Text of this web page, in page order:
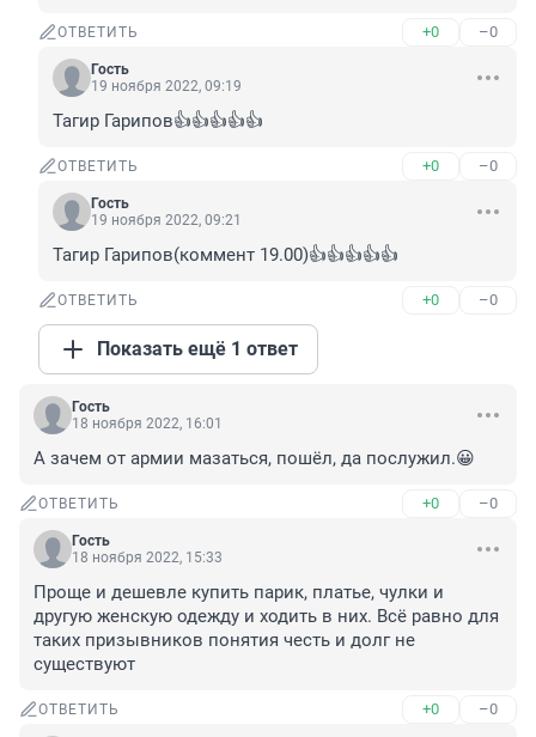
ОТВЕТИТЬ +0 –0
Гость
19 ноября 2022, 09:19
Тагир Гарипов👍👍👍👍👍
ОТВЕТИТЬ +0 –0
Гость
19 ноября 2022, 09:21
Тагир Гарипов(коммент 19.00)👍👍👍👍👍
ОТВЕТИТЬ +0 –0
Показать ещё 1 ответ
Гость
18 ноября 2022, 16:01
А зачем от армии мазаться, пошёл, да послужил.😀
ОТВЕТИТЬ +0 –0
Гость
18 ноября 2022, 15:33
Проще и дешевле купить парик, платье, чулки и
другую женскую одежду и ходить в них. Всё равно для
таких призывников понятия честь и долг не
существуют
ОТВЕТИТЬ +0 –0